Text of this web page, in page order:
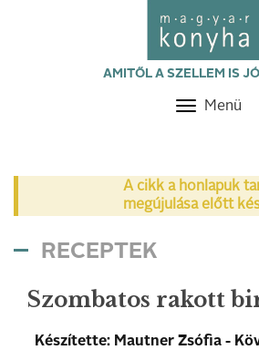
AMITŐL A SZELLEM IS
Toggle
Menü
A cikk a honlapuk
megújulása előtt
RECEPTEK
Szombatos rakott
Készítette: Mautner Zsófia -